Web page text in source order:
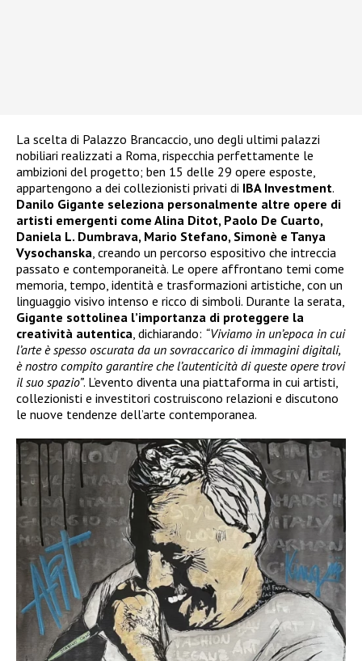
La scelta di Palazzo Brancaccio, uno degli ultimi palazzi
nobiliari realizzati a Roma, rispecchia perfettamente le
ambizioni del progetto; ben 15 delle 29 opere esposte,
appartengono a dei collezionisti privati di IBA Investment.
Danilo Gigante seleziona personalmente altre opere di
artisti emergenti come Alina Ditot, Paolo De Cuarto,
Daniela L. Dumbrava, Mario Stefano, Simonè e Tanya
Vysochanska, creando un percorso espositivo che intreccia
passato e contemporaneità. Le opere affrontano temi come
memoria, tempo, identità e trasformazioni artistiche, con un
linguaggio visivo intenso e ricco di simboli. Durante la serata,
Gigante sottolinea l’importanza di proteggere la
creatività autentica, dichiarando: “Viviamo in un’epoca in cui
l’arte è spesso oscurata da un sovraccarico di immagini digitali,
è nostro compito garantire che l’autenticità di queste opere trovi
il suo spazio”. L’evento diventa una piattaforma in cui artisti,
collezionisti e investitori costruiscono relazioni e discutono
le nuove tendenze dell’arte contemporanea.